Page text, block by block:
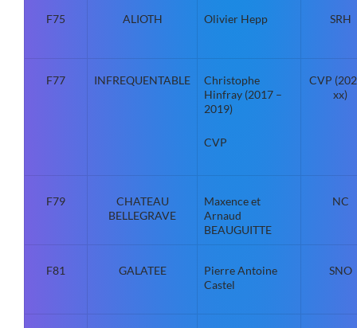
F75 ALIOTH Olivier Hepp SRH
F77 INFREQUENTABLE
Christophe
Hinfray (2017 –
2019)
CVP
CVP
xx)
F79
CHATEAU
BELLEGRAVE
Maxence et
Arnaud
BEAUGUITTE
NC
F81 GALATEE
Pierre Antoine
Castel
SNO